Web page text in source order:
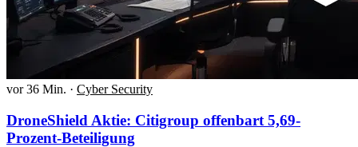
vor 36 Min. · Cyber Security
DroneShield Aktie: Citigroup offenbart 5,69-
Prozent-Beteiligung